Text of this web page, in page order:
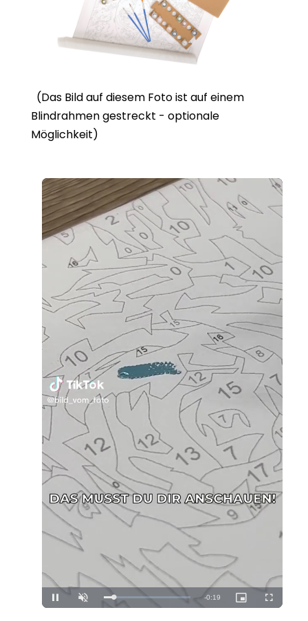
(Das Bild auf diesem Foto ist auf einem
Blindrahmen gestreckt - optionale
Möglichkeit)
Unmute Loaded:
100.00%